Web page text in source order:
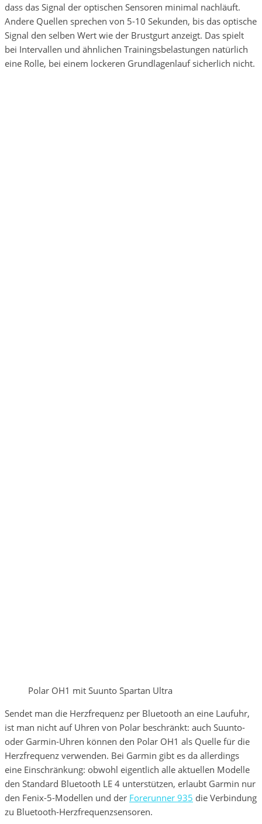
dass das Signal der optischen Sensoren minimal nachläuft.
Andere Quellen sprechen von 5-10 Sekunden, bis das optische
Signal den selben Wert wie der Brustgurt anzeigt. Das spielt
bei Intervallen und ähnlichen Trainingsbelastungen natürlich
eine Rolle, bei einem lockeren Grundlagenlauf sicherlich nicht.
Polar OH1 mit Suunto Spartan Ultra
Sendet man die Herzfrequenz per Bluetooth an eine Laufuhr,
ist man nicht auf Uhren von Polar beschränkt: auch Suunto-
oder Garmin-Uhren können den Polar OH1 als Quelle für die
Herzfrequenz verwenden. Bei Garmin gibt es da allerdings
eine Einschränkung: obwohl eigentlich alle aktuellen Modelle
den Standard Bluetooth LE 4 unterstützen, erlaubt Garmin nur
den Fenix-5-Modellen und der Forerunner 935 die Verbindung
zu Bluetooth-Herzfrequenzsensoren.